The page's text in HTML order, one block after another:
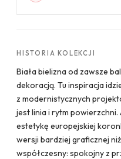
HISTORIA KOLEKCJI
Biała bielizna od zawsze
dekoracją. Tu inspiracja
z modernistycznych
jest linia i rytm
estetykę europejskiej
wersji bardziej graficznej
współczesny: spokojny z